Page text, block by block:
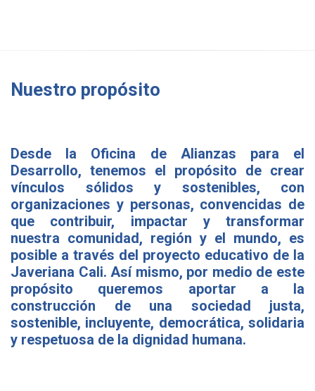
Nuestro propósito
Desde la Oficina de Alianzas para el
Desarrollo, tenemos el propósito de crear
vínculos sólidos y sostenibles, con
organizaciones y personas, convencidas de
que contribuir, impactar y transformar
nuestra comunidad, región y el mundo, es
posible a través del proyecto educativo de la
Javeriana Cali. Así mismo, por medio de este
propósito queremos aportar a la
construcción de una sociedad justa,
sostenible, incluyente, democrática, solidaria
y respetuosa de la dignidad humana.